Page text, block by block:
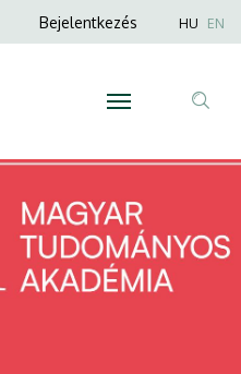
Anonim
menüje
Bejelentkezés HU EN